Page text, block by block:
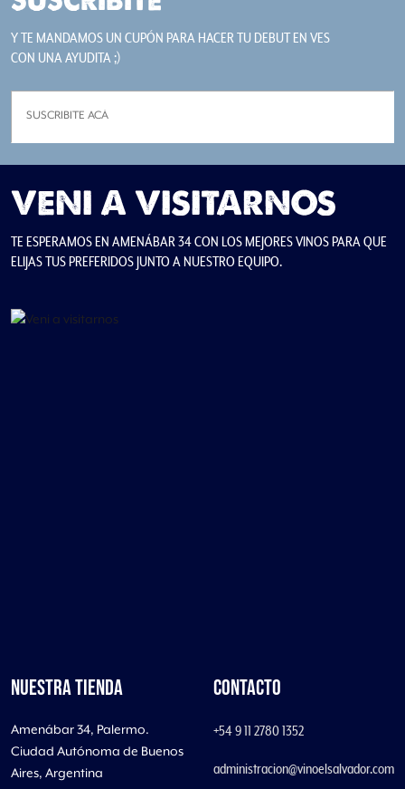
Y TE MANDAMOS UN CUPÓN PARA HACER TU DEBUT EN VES
CON UNA AYUDITA ;)
VENI A VISITARNOS
TE ESPERAMOS EN AMENÁBAR 34 CON LOS MEJORES VINOS PARA QUE
ELIJAS TUS PREFERIDOS JUNTO A NUESTRO EQUIPO.
NUESTRA TIENDA
Amenábar 34, Palermo.
Ciudad Autónoma de Buenos
Aires, Argentina
CONTACTO
+54 9 11 2780 1352
administracion@vinoelsalvador.com